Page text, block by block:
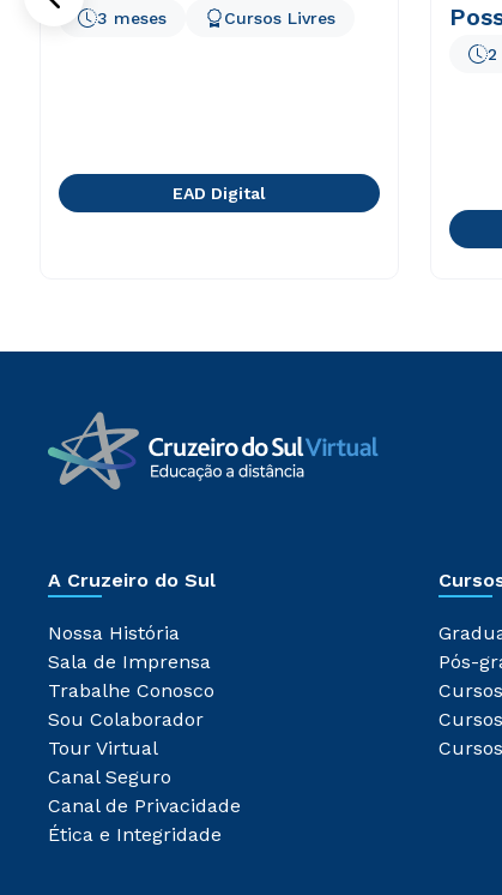
3 meses Cursos Livres
EAD Digital
em2
A Cruzeiro do Sul
Nossa História
Sala de Imprensa
Trabalhe Conosco
Sou Colaborador
Tour Virtual
Canal Seguro
Canal de Privacidade
Ética e Integridade
Pós-